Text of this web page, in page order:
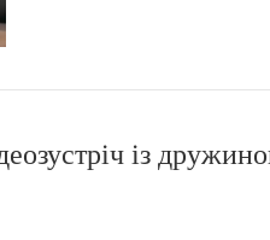
із